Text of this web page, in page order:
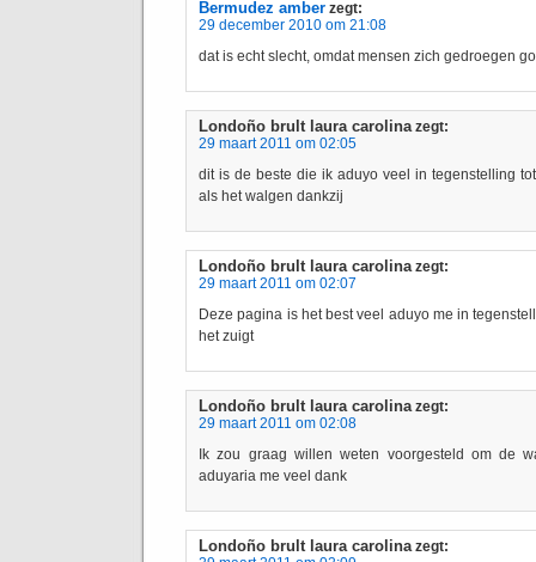
Bermudez amber zegt:
29 december 2010 om 21:08
dat is echt slecht, omdat mensen zich gedroegen
Londoño brult laura carolina zegt:
29 maart 2011 om 02:05
dit is de beste die ik aduyo veel in tegenstelling
als het walgen dankzij
Londoño brult laura carolina zegt:
29 maart 2011 om 02:07
Deze pagina is het best veel aduyo me in
het zuigt
Londoño brult laura carolina zegt:
29 maart 2011 om 02:08
Ik zou graag willen weten voorgesteld om de
aduyaria me veel dank
Londoño brult laura carolina zegt: